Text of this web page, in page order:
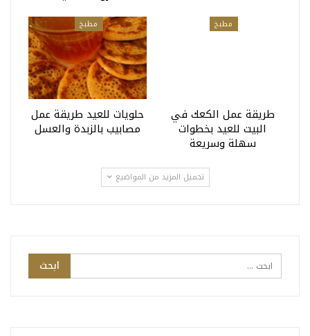
مطبخ
طريقة عمل الكعك في
البيت للعيد بخطوات
سهلة وسريعة
مطبخ
حلويات للعيد طريقة عمل
مصابيب بالزبدة والعسل
تحميل المزيد من المواضيع